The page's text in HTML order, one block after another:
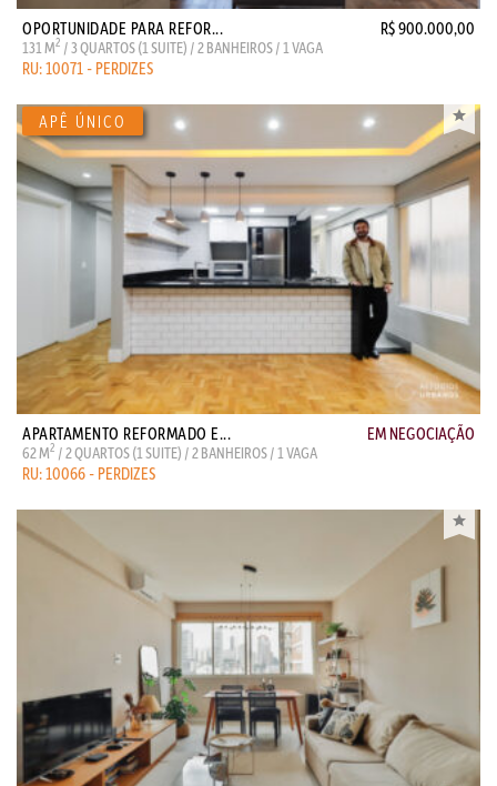
OPORTUNIDADE PARA REFOR... R$ 900.000,00
131 M2 / 3 QUARTOS (1 SUITE) / 2 BANHEIROS / 1 VAGA
RU: 10071 - PERDIZES
APARTAMENTO REFORMADO E... EM NEGOCIAÇÃO
62 M2 / 2 QUARTOS (1 SUITE) / 2 BANHEIROS / 1 VAGA
RU: 10066 - PERDIZES